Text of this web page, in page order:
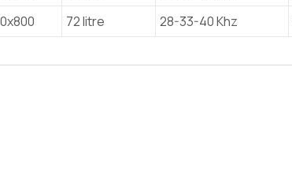
72 litre 28-33-40 Khz